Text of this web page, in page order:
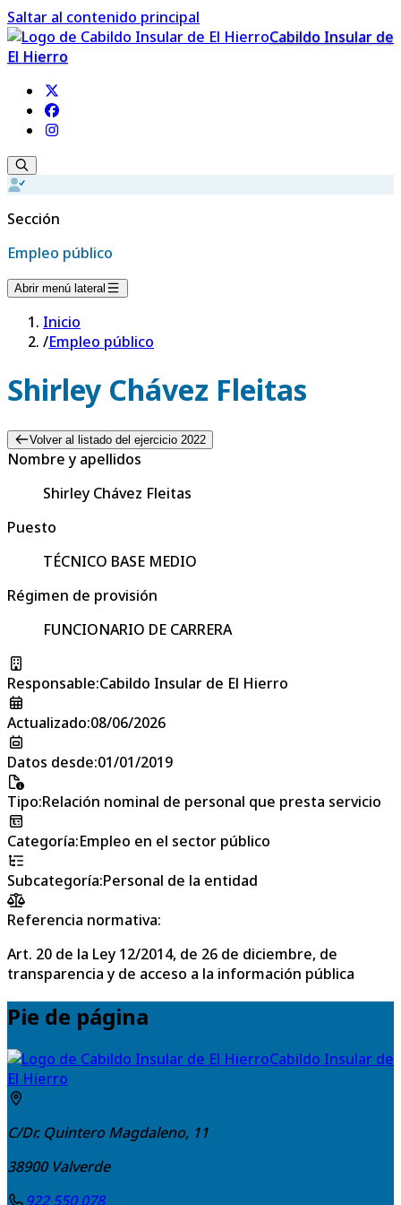
Saltar al contenido principal
Cabildo Insular de
El Hierro
Sección
Empleo público
Abrir menú lateral
Inicio
/Empleo público
Shirley Chávez Fleitas
Volver al listado del ejercicio 2022
Nombre y apellidos
Shirley Chávez Fleitas
Puesto
TÉCNICO BASE MEDIO
Régimen de provisión
FUNCIONARIO DE CARRERA
Responsable:Cabildo Insular de El Hierro
Actualizado:08/06/2026
Datos desde:01/01/2019
Tipo:Relación nominal de personal que presta servicio
Categoría:Empleo en el sector público
Subcategoría:Personal de la entidad
Referencia normativa:
Art. 20 de la Ley 12/2014, de 26 de diciembre, de
transparencia y de acceso a la información pública
Pie de página
Cabildo Insular de
El Hierro
C/Dr. Quintero Magdaleno, 11
38900 Valverde
922 550 078